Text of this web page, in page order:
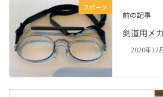
スポーツ
前の記事
剣道用メ
2020年12